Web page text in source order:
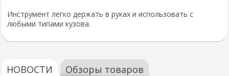
Инструмент легко держать в руках и использовать с
любыми типами кузова.
НОВОСТИ Обзоры товаров